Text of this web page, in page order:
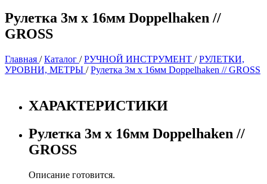
Рулетка 3м х 16мм Doppelhaken //
GROSS
Главная /Каталог /РУЧНОЙ ИНСТРУМЕНТ /РУЛЕТКИ,
УРОВНИ, МЕТРЫ /Рулетка 3м х 16мм Doppelhaken // GROSS
ХАРАКТЕРИСТИКИ
Рулетка 3м х 16мм Doppelhaken //
GROSS
Описание готовится.